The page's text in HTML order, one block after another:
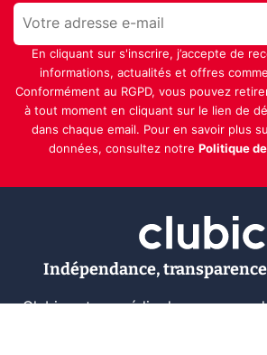
En cliquant sur s'inscrire, j’accepte de
informations, actualités et offres
Conformément au RGPD, vous pouvez
à tout moment en cliquant sur le lien de
dans chaque email. Pour en savoir plus
données, consultez notre Politique
Indépendance,
Clubic est un média de